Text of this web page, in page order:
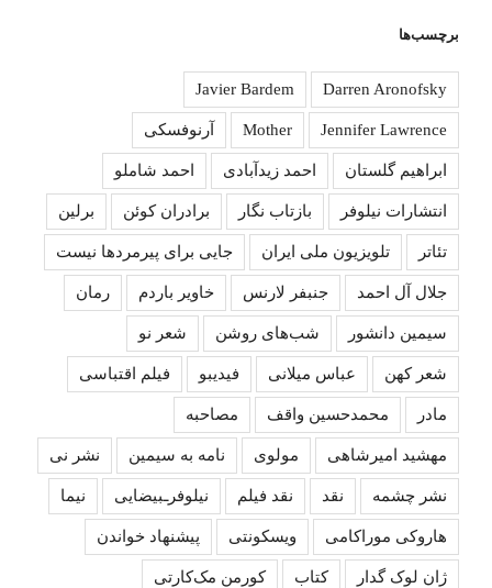
برچسب‌ها
Darren Aronofsky
Javier Bardem
Jennifer Lawrence
Mother آرنوفسکی
ابراهیم گلستان احمد زیدآبادی احمد شاملو
انتشارات نیلوفر بازتاب نگار برادران کوئن برلین
تئاتر تلویزیون ملی ایران جایی برای پیرمردها نیست
جلال آل احمد جنبفر لارنس خاویر باردم رمان
سیمین دانشور شب‌های روشن شعر نو
شعر کهن عباس میلانی فیدیبو فیلم اقتباسی
مادر محمدحسین واقف مصاحبه
مهشید امیرشاهی مولوی نامه به سیمین نشر نی
نشر چشمه نقد نقد فیلم نیلوفرـبیضایی نیما
هاروکی موراکامی ویسکونتی پیشنهاد خواندن
ژان لوک گدار کتاب کورمن مک‌کارتی